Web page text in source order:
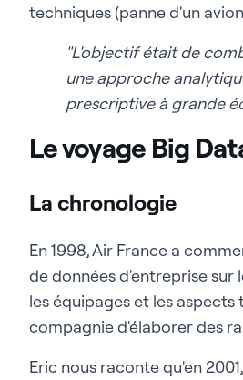
techniques (panne d'un
"L'objectif était de
une approche
prescriptive à grande
Le voyage Big
La chronologie
En 1998, Air France a
de données d'entreprise sur
les équipages et les
compagnie d'élaborer des
Eric nous raconte qu'en